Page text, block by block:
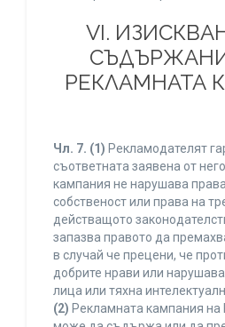
VI.
РЕКЛАМНАТА
Чл. 7. (1) Рекламодателят
съответната заявена от
кампания не нарушава
собственост или права на
действащото
запазва правото да
в случай че прецени, че
добрите нрави или
лица или тяхна
(2) Рекламната кампания